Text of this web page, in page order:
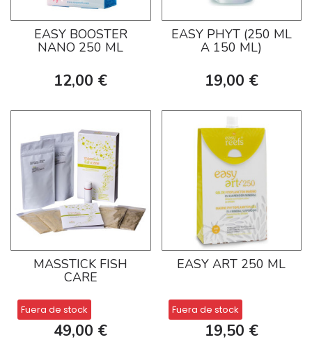
EASY BOOSTER
NANO 250 ML
12,00 €
EASY PHYT (250 ML
A 150 ML)
19,00 €
MASSTICK FISH
CARE
Fuera de stock
49,00 €
EASY ART 250 ML
Fuera de stock
19,50 €